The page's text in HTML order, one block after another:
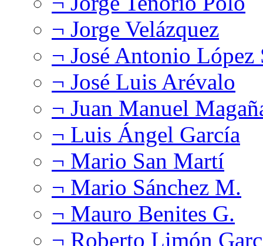
¬ Jorge Velázquez
¬ José Antonio López
¬ José Luis Arévalo
¬ Juan Manuel
¬ Luis Ángel García
¬ Mario San Martí
¬ Mario Sánchez M.
¬ Mauro Benites G.
¬ Roberto Limón